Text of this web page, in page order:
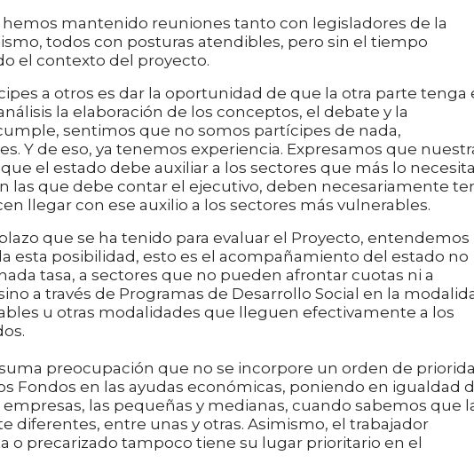
reuniones tanto con legisladores de la
todos con posturas atendibles, pero sin el tiempo
el contexto del proyecto.
es dar la oportunidad de que la otra parte tenga
la elaboración de los conceptos, el debate y la
sentimos que no somos partícipes de nada,
Y de eso, ya tenemos experiencia. Expresamos que
el estado debe auxiliar a los sectores que más lo
las que debe contar el ejecutivo, deben necesariamente
llegar con ese auxilio a los sectores más vulnerables.
ha tenido para evaluar el Proyecto, entendemos
esta posibilidad, esto es el acompañamiento del estado no
tasa, a sectores que no pueden afrontar cuotas ni a
a través de Programas de Desarrollo Social en la
u otras modalidades que lleguen efectivamente a los
que no se incorpore un orden de
Fondos en las ayudas económicas, poniendo en igualdad
las pequeñas y medianas, cuando sabemos que
diferentes, entre unas y otras. Asimismo, el trabajador
o precarizado tampoco tiene su lugar prioritario en el